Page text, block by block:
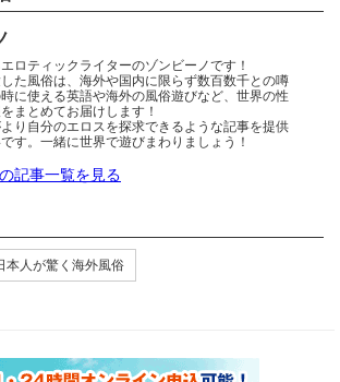
ロティックライターのゾンビーノです！
た風俗は、海外や国内に限らず数百数千との噂
に使える英語や海外の風俗遊びなど、世界の性
まとめてお届けします！
り自分のエロスを探求できるような記事を提供
す。一緒に世界で遊びまわりましょう！
記事一覧を見る
本人が驚く海外風俗